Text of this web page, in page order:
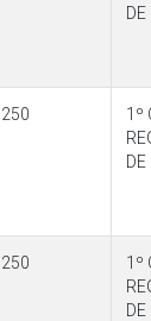
DE
250
1º
DE
250
1º
DE